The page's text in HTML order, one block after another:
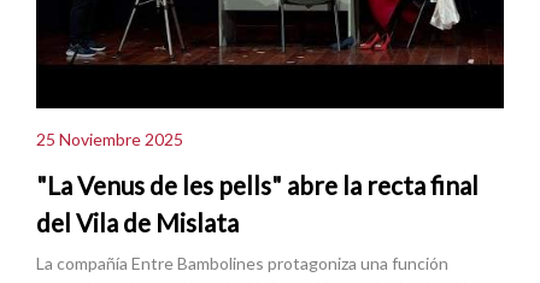
25 Noviembre 2025
"La Venus de les pells" abre la recta final
del Vila de Mislata
La compañía Entre Bambolines protagoniza una función